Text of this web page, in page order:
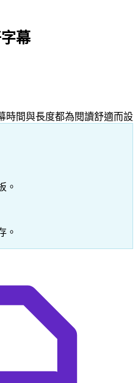
幕
時間與長度都為閱讀舒適而設
。
。